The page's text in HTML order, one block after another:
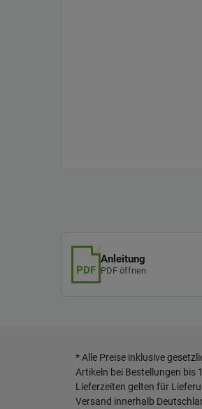
PDF
Anleitung
PDF öffnen
* Alle Preise inklusive
Artikeln bei Bestellungen bis
Lieferzeiten gelten für
Versand innerhalb